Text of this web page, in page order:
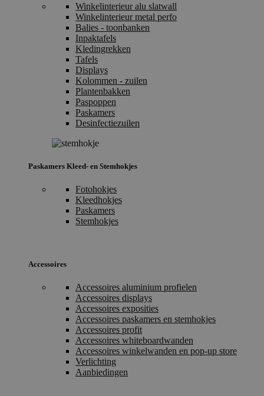
Winkelinterieur alu slatwall
Winkelinterieur metal perfo
Balies - toonbanken
Inpaktafels
Kledingrekken
Tafels
Displays
Kolommen - zuilen
Plantenbakken
Paspoppen
Paskamers
Desinfectiezuilen
Paskamers Kleed- en Stemhokjes
Fotohokjes
Kleedhokjes
Paskamers
Stemhokjes
Accessoires
Accessoires aluminium profielen
Accessoires displays
Accessoires exposities
Accessoires paskamers en stemhokjes
Accessoires profit
Accessoires whiteboardwanden
Accessoires winkelwanden en pop-up store
Verlichting
Aanbiedingen